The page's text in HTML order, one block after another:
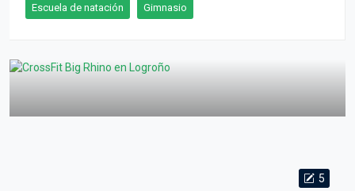
Escuela de natación Gimnasio
5